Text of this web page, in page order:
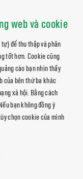
web và cookie
để thu thập và phân
tốt hơn. Cookie cũng
cáo bạn nhìn thấy
của bên thứ ba khác
xã hội. Bằng cách
bạn không đồng ý
chọn cookie của mình